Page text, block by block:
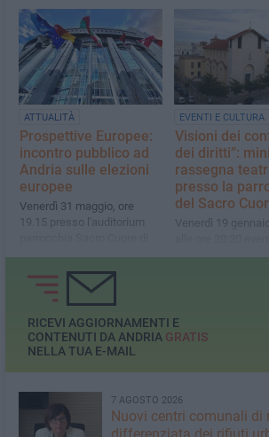
ATTUALITÀ
Prospettive Europee:
incontro pubblico ad
Andria sulle elezioni
europee
Venerdì 31 maggio, ore
19.15 presso l'auditorium
giornalista Marco Iasevoli
EVENTI E CULTURA
Visioni dei
dei diritti”: mini
rassegna
presso la
del Sacro
Venerdì 19
alle ore 20:30
Riccardo
RICEVI AGGIORNAMENTI E
CONTENUTI DA ANDRIA GRATIS
NELLA TUA E-MAIL
7 AGOSTO 2026
Nuovi centri comunali di
differenziata dei rifiuti